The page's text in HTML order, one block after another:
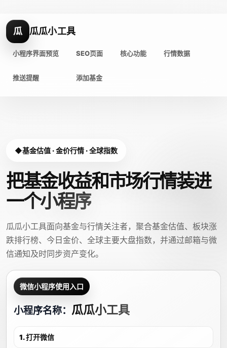
瓜 瓜瓜小工具
小程序界面预览 SEO页面 核心功能 行情数据
推送提醒 添加基金
基金估值 · 金价行情 · 全球指数
把基金收益和市场行情装进
一个小程序
瓜瓜小工具面向基金与行情关注者，聚合基金估值、板块涨
跌排行榜、今日金价、全球主要大盘指数，并通过邮箱与微
信通知及时同步资产变化。
微信小程序使用入口
小程序名称： 瓜瓜小工具
1. 打开微信